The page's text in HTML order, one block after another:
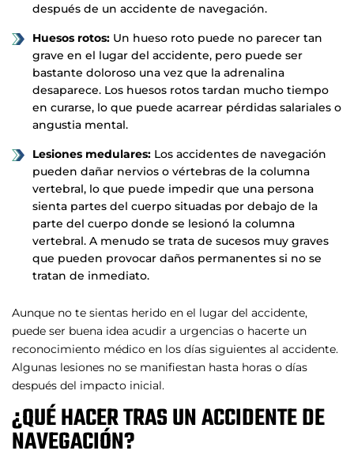
después de un accidente de navegación.
Huesos rotos: Un hueso roto puede no parecer tan
grave en el lugar del accidente, pero puede ser
bastante doloroso una vez que la adrenalina
desaparece. Los huesos rotos tardan mucho tiempo
en curarse, lo que puede acarrear pérdidas salariales o
angustia mental.
Lesiones medulares: Los accidentes de navegación
pueden dañar nervios o vértebras de la columna
vertebral, lo que puede impedir que una persona
sienta partes del cuerpo situadas por debajo de la
parte del cuerpo donde se lesionó la columna
vertebral. A menudo se trata de sucesos muy graves
que pueden provocar daños permanentes si no se
tratan de inmediato.
Aunque no te sientas herido en el lugar del accidente,
puede ser buena idea acudir a urgencias o hacerte un
reconocimiento médico en los días siguientes al accidente.
Algunas lesiones no se manifiestan hasta horas o días
después del impacto inicial.
¿QUÉ HACER TRAS UN ACCIDENTE DE
NAVEGACIÓN?